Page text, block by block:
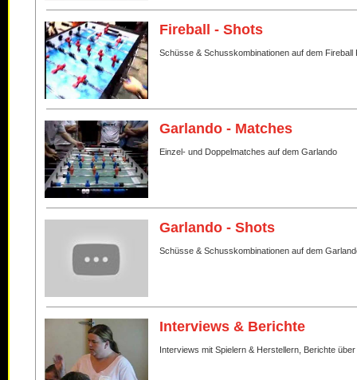
Fireball - Shots
Schüsse & Schusskombinationen auf dem Fireball
Garlando - Matches
Einzel- und Doppelmatches auf dem Garlando
Garlando - Shots
Schüsse & Schusskombinationen auf dem
Interviews & Berichte
Interviews mit Spielern & Herstellern, Berichte